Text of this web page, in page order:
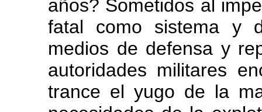
años? Sometidos al
fatal como sistema y
medios de defensa y
autoridades militares
trance el yugo de la